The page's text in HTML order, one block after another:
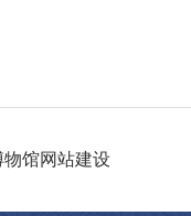
物馆网站建设